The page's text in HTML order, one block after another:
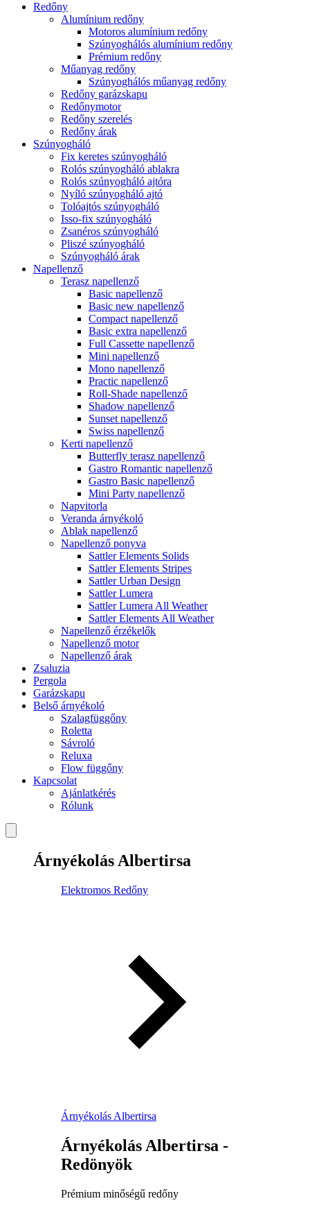
Redőny
Alumínium redőny
Motoros alumínium redőny
Szúnyoghálós alumínium redőny
Prémium redőny
Műanyag redőny
Szúnyoghálós műanyag redőny
Redőny garázskapu
Redőnymotor
Redőny szerelés
Redőny árak
Szúnyogháló
Fix keretes szúnyogháló
Rolós szúnyogháló ablakra
Rolós szúnyogháló ajtóra
Nyíló szúnyogháló ajtó
Tolóajtós szúnyogháló
Isso-fix szúnyogháló
Zsanéros szúnyogháló
Pliszé szúnyogháló
Szúnyogháló árak
Napellenző
Terasz napellenző
Basic napellenző
Basic new napellenző
Compact napellenző
Basic extra napellenző
Full Cassette napellenző
Mini napellenző
Mono napellenző
Practic napellenző
Roll-Shade napellenző
Shadow napellenző
Sunset napellenző
Swiss napellenző
Kerti napellenző
Butterfly terasz napellenző
Gastro Romantic napellenző
Gastro Basic napellenző
Mini Party napellenző
Napvitorla
Veranda árnyékoló
Ablak napellenző
Napellenző ponyva
Sattler Elements Solids
Sattler Elements Stripes
Sattler Urban Design
Sattler Lumera
Sattler Lumera All Weather
Sattler Elements All Weather
Napellenző érzékelők
Napellenző motor
Napellenző árak
Zsaluzia
Pergola
Garázskapu
Belső árnyékoló
Szalagfüggőny
Roletta
Sávroló
Reluxa
Flow függőny
Kapcsolat
Ajánlatkérés
Rólunk
Árnyékolás Albertirsa
Elektromos Redőny
Árnyékolás Albertirsa
Árnyékolás Albertirsa -
Redönyök
Prémium minőségű redőny